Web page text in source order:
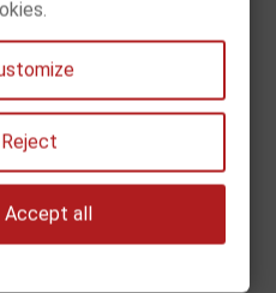
、杰出的心理学家——在
Accept all